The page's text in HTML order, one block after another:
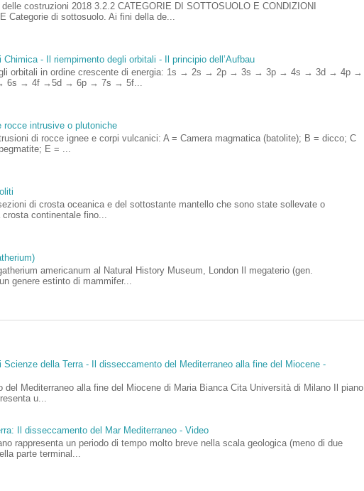
delle costruzioni 2018 3.2.2 CATEGORIE DI SOTTOSUOLO E CONDIZIONI
Categorie di sottosuolo. Ai fini della de...
Chimica - Il riempimento degli orbitali - Il principio dell’Aufbau
orbitali in ordine crescente di energia: 1s → 2s → 2p → 3s → 3p → 4s → 3d → 4p →
6s → 4f →5d → 6p → 7s → 5f...
rocce intrusive o plutoniche
di rocce ignee e corpi vulcanici: A = Camera magmatica (batolite); B = dicco; C
E = ...
di crosta oceanica e del sottostante mantello che sono state sollevate o
continentale fino...
americanum al Natural History Museum, London Il megaterio (gen.
genere estinto di mammifer...
Scienze della Terra - Il disseccamento del Mediterraneo alla fine del Miocene -
del Mediterraneo alla fine del Miocene di Maria Bianca Cita Università di Milano Il piano
u...
Il disseccamento del Mar Mediterraneo - Video
rappresenta un periodo di tempo molto breve nella scala geologica (meno di due
parte terminal...